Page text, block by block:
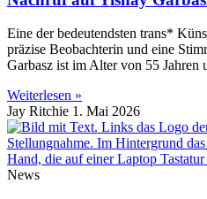
Eine der bedeutendsten trans*
präzise Beobachterin und eine
Garbasz ist im Alter von 55 Jahren
Weiterlesen »
Jay Ritchie 1. Mai 2026
News